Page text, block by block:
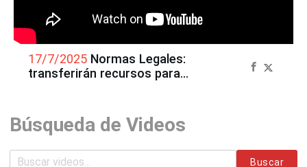
17/7/2025 Normas Legales:
transferirán recursos para
Búsqueda de Videos
Buscar